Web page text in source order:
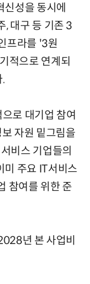
성을 동시에
, 대구 등 기존 3
프라를 '3원
적으로 연계되
로 대기업 참여
자원 밑그림을
비스 기업들의
미 주요 IT서비스
참여를 위한 준
년 본 사업비